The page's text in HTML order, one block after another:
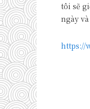
tôi sẽ
ngày
https://